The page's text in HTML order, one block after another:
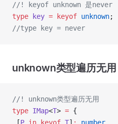
//! keyof unknown 是never
type key = keyof unknown;
//type key = never
unknown类型遍历无用
//! unknown类型遍历无用
type IMap<T> = {